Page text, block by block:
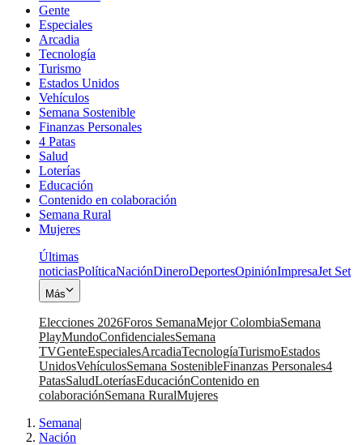
Gente
Especiales
Arcadia
Tecnología
Turismo
Estados Unidos
Vehículos
Semana Sostenible
Finanzas Personales
4 Patas
Salud
Loterías
Educación
Contenido en colaboración
Semana Rural
Mujeres
Últimas
noticiasPolíticaNaciónDineroDeportesOpiniónImpresaJet Set
Más
Elecciones 2026Foros SemanaMejor ColombiaSemana
PlayMundoConfidencialesSemana
TVGenteEspecialesArcadiaTecnologíaTurismoEstados
UnidosVehículosSemana SostenibleFinanzas Personales4
PatasSaludLoteríasEducaciónContenido en
colaboraciónSemana RuralMujeres
Semana|
Nación